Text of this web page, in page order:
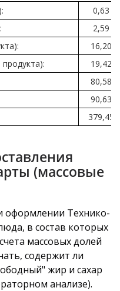
0,63
2,59
16,20
19,42
80,58
90,63
379,45
(массовые
оформлении Технико-
в состав которых
массовых долей
содержит ли
жир и сахар
анализе).